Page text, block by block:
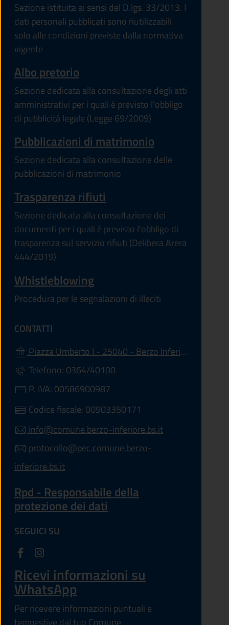
Sezione istituita ai sensi del D.lgs. 33/2013. I
dati personali pubblicati sono riutilizzabili
solo alle condizioni previste dalla normativa
vigente
Albo pretorio
Sezione dedicata alla consultazione degli atti
amministrativi per i quali è previsto l'obbligo
di pubblicità legale (Legge 69/2009)
Pubblicazioni di matrimonio
Sezione dedicata alla consultazione delle
pubblicazioni di matrimonio
Trasparenza rifiuti
Sezione dedicata alla consultazione dei
documenti per i quali è previsto l'obbligo di
trasparenza sul servizio rifiuti (Delibera Arera
444/2019)
Whistleblowing
Procedura per le segnalazioni di illeciti
CONTATTI
Piazza Umberto I - 25040 - Berzo Inferiore (BS)
Telefono: 0364/40100
P. IVA: 00586900987
Codice fiscale: 00903350171
info@comune.berzo-inferiore.bs.it
protocollo@pec.comune.berzo-
inferiore.bs.it
Rpd - Responsabile della
protezione dei dati
SEGUICI SU
Ricevi informazioni su
WhatsApp
Per ricevere informazioni puntuali e